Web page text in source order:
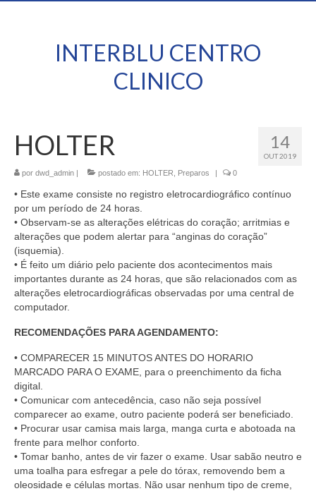
INTERBLU CENTRO
CLINICO
14
OUT 2019
HOLTER
por dwd_admin | postado em: HOLTER Preparos | 0
• Este exame consiste no registro eletrocardiográfico contínuo
por um período de 24 horas.
• Observam-se as alterações elétricas do coração; arritmias e
alterações que podem alertar para “anginas do coração”
(isquemia).
• É feito um diário pelo paciente dos acontecimentos mais
importantes durante as 24 horas, que são relacionados com as
alterações eletrocardiográficas observadas por uma central de
computador.
RECOMENDAÇÕES PARA AGENDAMENTO:
• COMPARECER 15 MINUTOS ANTES DO HORARIO
MARCADO PARA O EXAME, para o preenchimento da ficha
digital.
• Comunicar com antecedência, caso não seja possível
comparecer ao exame, outro paciente poderá ser beneficiado.
• Procurar usar camisa mais larga, manga curta e abotoada na
frente para melhor conforto.
• Tomar banho, antes de vir fazer o exame. Usar sabão neutro e
uma toalha para esfregar a pele do tórax, removendo bem a
oleosidade e células mortas. Não usar nenhum tipo de creme,